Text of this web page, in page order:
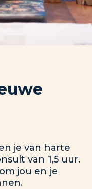
je van harte
van 1,5 uur.
jou en je